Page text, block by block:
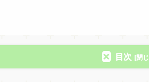
目次